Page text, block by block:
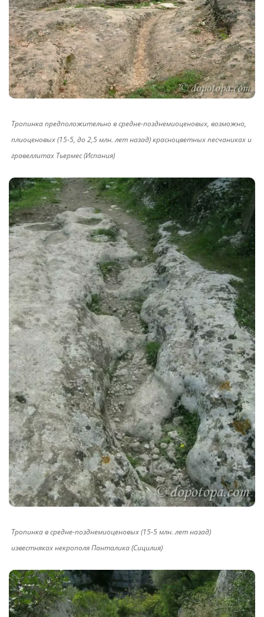
Тропинка предположительно в средне-позднемиоценовых, возможно,
плиоценовых (15-5, до 2,5 млн. лет назад) красноцветных песчаниках и
гравеллитах Тьермес (Испания)
Тропинка в средне-позднемиоценовых (15-5 млн. лет назад)
известняках некрополя Панталика (Сицилия)